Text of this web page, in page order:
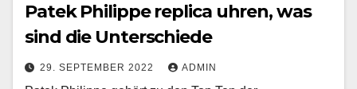
Patek Philippe replica uhren, was
sind die Unterschiede
29. SEPTEMBER 2022 ADMIN